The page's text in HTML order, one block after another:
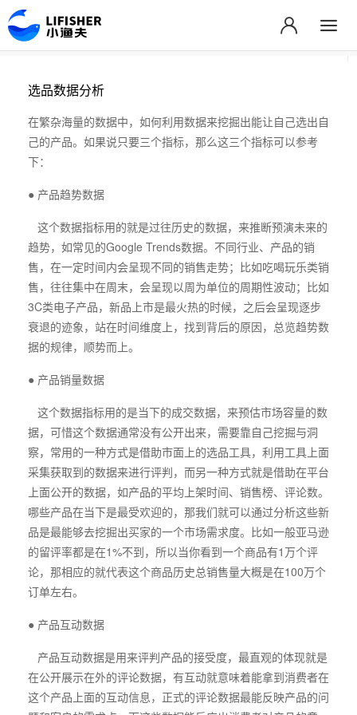
选品数据分析
在繁杂海量的数据中，如何利用数据来挖掘出能让自己选出自
己的产品。如果说只要三个指标，那么这三个指标可以参考
下：
● 产品趋势数据
这个数据指标用的就是过往历史的数据，来推断预演未来的
趋势，如常见的Google Trends数据。不同行业、产品的销
售，在一定时间内会呈现不同的销售走势；比如吃喝玩乐类销
售，往往集中在周末，会呈现以周为单位的周期性波动；比如
3C类电子产品，新品上市是最火热的时候，之后会呈现逐步
衰退的迹象，站在时间维度上，找到背后的原因，总览趋势数
据的规律，顺势而上。
● 产品销量数据
这个数据指标用的是当下的成交数据，来预估市场容量的数
据，可惜这个数据通常没有公开出来，需要靠自己挖掘与洞
察，常用的一种方式是借助市面上的选品工具，利用工具上面
采集获取到的数据来进行评判，而另一种方式就是借助在平台
上面公开的数据，如产品的平均上架时间、销售榜、评论数。
哪些产品在当下是最受欢迎的，那我们就可以通过分析这些新
品是最能够去挖掘出买家的一个市场需求度。比如一般亚马逊
的留评率都是在1%不到，所以当你看到一个商品有1万个评
论，那相应的就代表这个商品历史总销售量大概是在100万个
订单左右。
● 产品互动数据
产品互动数据是用来评判产品的接受度，最直观的体现就是
在公开展示在外的评论数据，有互动就意味着能拿到消费者在
这个产品上面的互动信息，正式的评论数据最能反映产品的问